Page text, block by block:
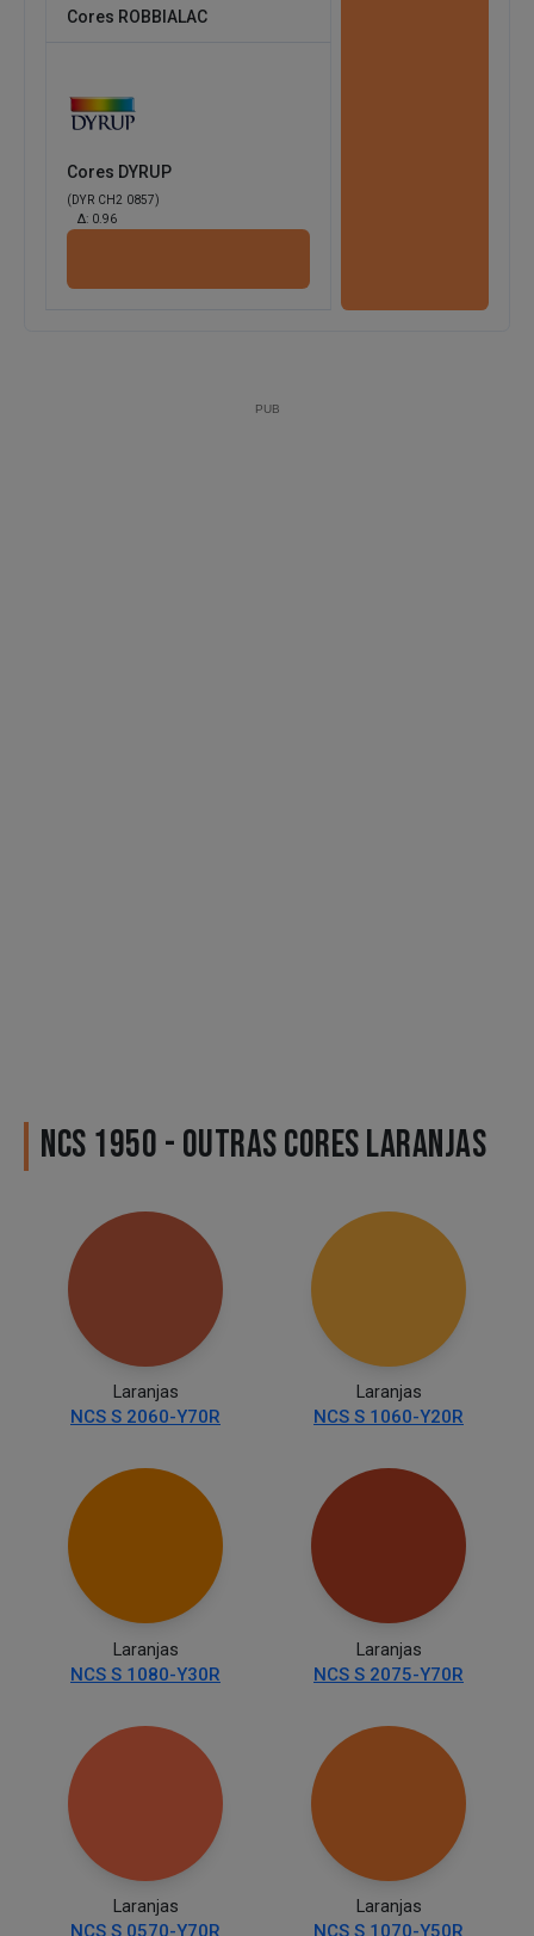
Cores ROBBIALAC
Cores DYRUP
(DYR CH2 0857)
Δ: 0.96
NCS 1950 - OUTRAS CORES LARANJAS
Laranjas
NCS S 2060-Y70R
Laranjas
NCS S 1060-Y20R
Laranjas
NCS S 1080-Y30R
Laranjas
NCS S 2075-Y70R
Laranjas
NCS S 0570-Y70R
Laranjas
NCS S 1070-Y50R